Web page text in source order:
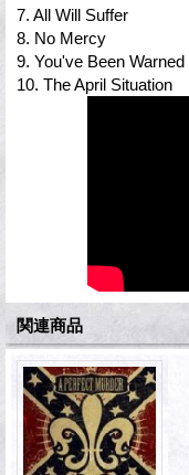
7. All Will Suffer
8. No Mercy
9. You've Been Warned
10. The April Situation
関連商品